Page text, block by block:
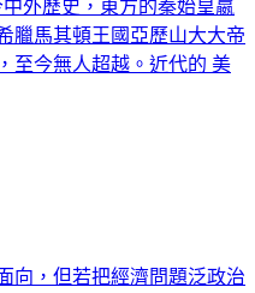
外歷史，東方的秦始皇嬴
臘馬其頓王國亞歷山大大帝
至今無人超越。近代的 美
向，但若把經濟問題泛政治